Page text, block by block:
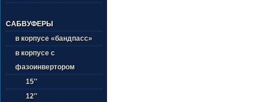
САБВУФЕРЫ
в корпусе «бандпасс»
в корпусе с
фазоинвертором
15''
12''